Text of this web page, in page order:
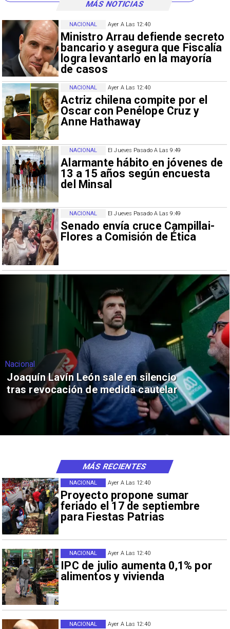
MÁS NOTICIAS
Ayer A Las 12:40
Ministro Arrau defiende secreto
bancario y asegura que Fiscalía
logra levantarlo en la mayoría
de casos
NACIONAL
Ayer A Las 12:40
Actriz chilena compite por el
Oscar con Penélope Cruz y
Anne Hathaway
NACIONAL
El Jueves Pasado A Las 9:49
Alarmante hábito en jóvenes de
13 a 15 años según encuesta
del Minsal
NACIONAL
El Jueves Pasado A Las 9:49
Senado envía cruce Campillai-
Flores a Comisión de Ética
NACIONAL
Nacional
Joaquín Lavín León sale en silencio
tras revocación de medida cautelar
Ayer A Las 12:40
Proyecto propone sumar
feriado el 17 de septiembre
para Fiestas Patrias
NACIONAL
Ayer A Las 12:40
IPC de julio aumenta 0,1% por
alimentos y vivienda
NACIONAL
Ayer A Las 12:40
NACIONAL
MÁS RECIENTES